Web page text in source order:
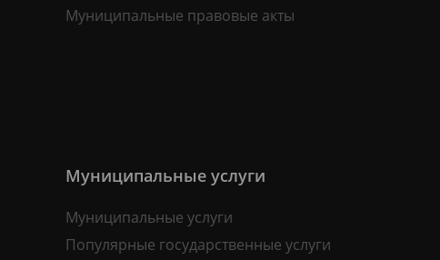
Муниципальные правовые акты
Муниципальные услуги
Муниципальные услуги
Популярные государственные услуги